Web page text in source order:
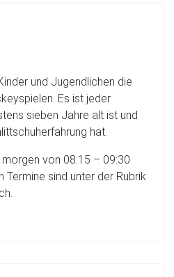
und Jugendlichen die
Es ist jeder
sieben Jahre alt ist und
hat.
von 08:15 – 09:30
Termine sind unter der Rubrik